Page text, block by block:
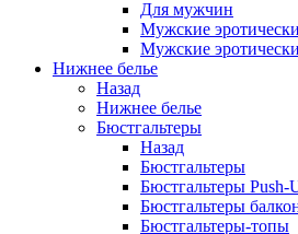
Для мужчин
Мужские
Мужские
Нижнее белье
Назад
Нижнее белье
Бюстгальтеры
Назад
Бюстгальтеры
Бюстгальтеры Push-
Бюстгальтеры
Бюстгальтеры-топы